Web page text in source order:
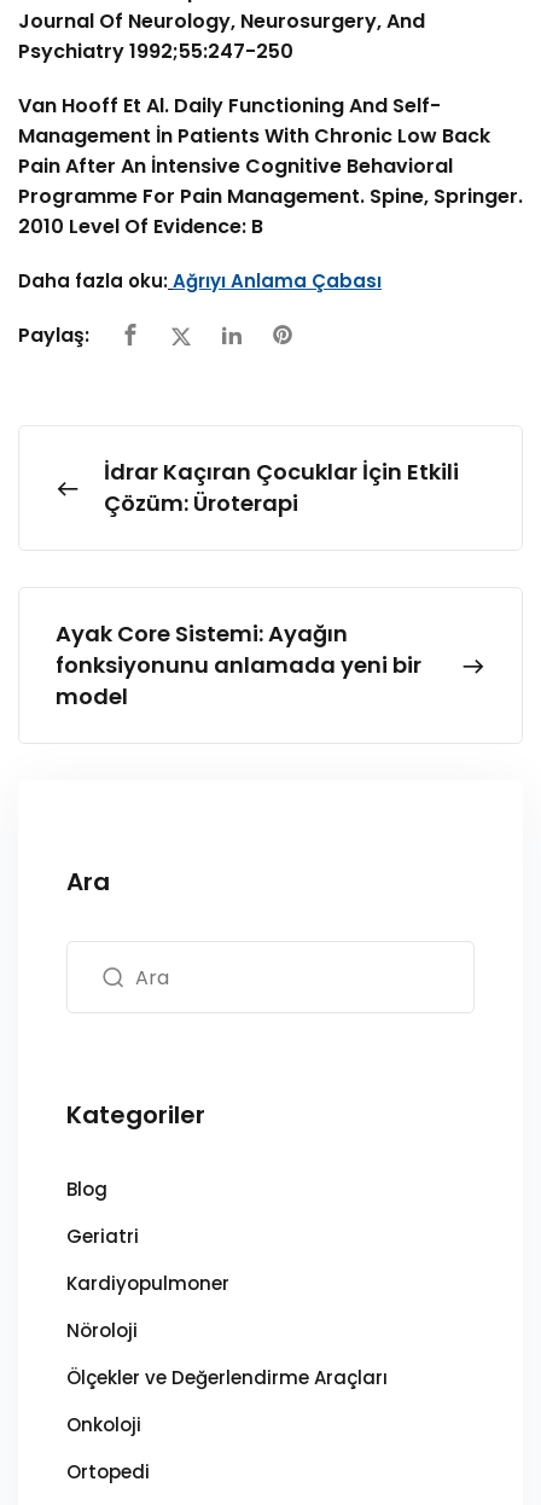
Journal Of Neurology, Neurosurgery, And
Psychiatry 1992;55:247-250
Van Hooff Et Al. Daily Functioning And Self-
Management İn Patients With Chronic Low Back
Pain After An İntensive Cognitive Behavioral
Programme For Pain Management. Spine, Springer.
2010 Level Of Evidence: B
Daha fazla oku:Ağrıyı Anlama Çabası
Paylaş:
İdrar Kaçıran Çocuklar İçin Etkili
Çözüm: Üroterapi
Ayak Core Sistemi: Ayağın
fonksiyonunu anlamada yeni bir
model
Ara
Kategoriler
Blog
Geriatri
Kardiyopulmoner
Nöroloji
Ölçekler ve Değerlendirme Araçları
Onkoloji
Ortopedi